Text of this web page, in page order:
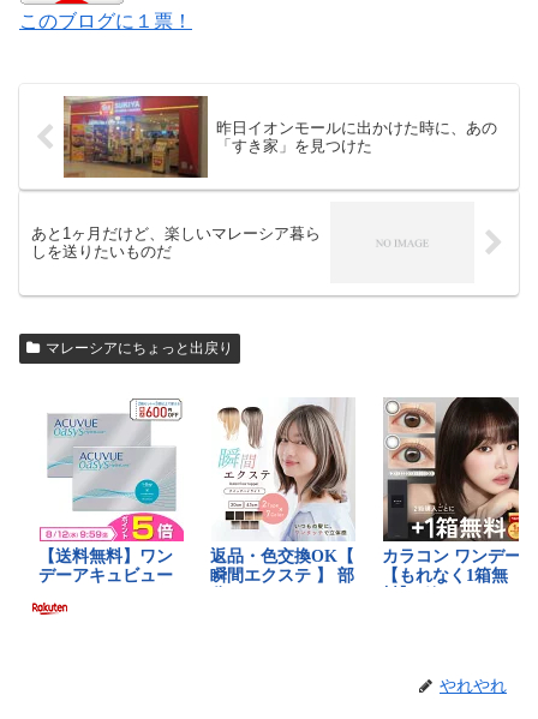
このブログに１票！
昨日イオンモールに出かけた時に、あの
「すき家」を見つけた
あと1ヶ月だけど、楽しいマレーシア暮ら
しを送りたいものだ
マレーシアにちょっと出戻り
やれやれ